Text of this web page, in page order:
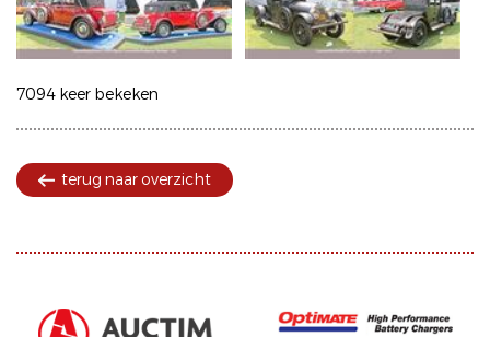
7094 keer bekeken
terug naar overzicht